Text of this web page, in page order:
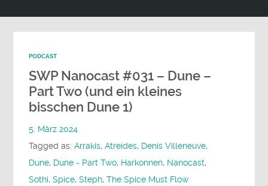
PODCAST
SWP Nanocast #031 – Dune –
Part Two (und ein kleines
bisschen Dune 1)
5. März 2024
Tagged as:Arrakis,Atreides, Denis Villeneuve,
Dune, Dune - Part Two, Harkonnen, Nanocast,
Sothi,Spice,Steph,The Spice Must Flow